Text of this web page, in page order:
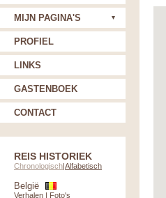
MIJN PAGINA'S
PROFIEL
LINKS
GASTENBOEK
CONTACT
REIS HISTORIEK
Chronologisch|Alfabetisch
België
Verhalen | Foto's